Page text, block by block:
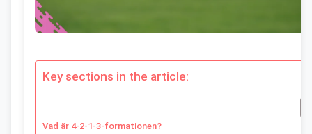
Key sections in the article:
Vad är 4-2-1-3-formationen?